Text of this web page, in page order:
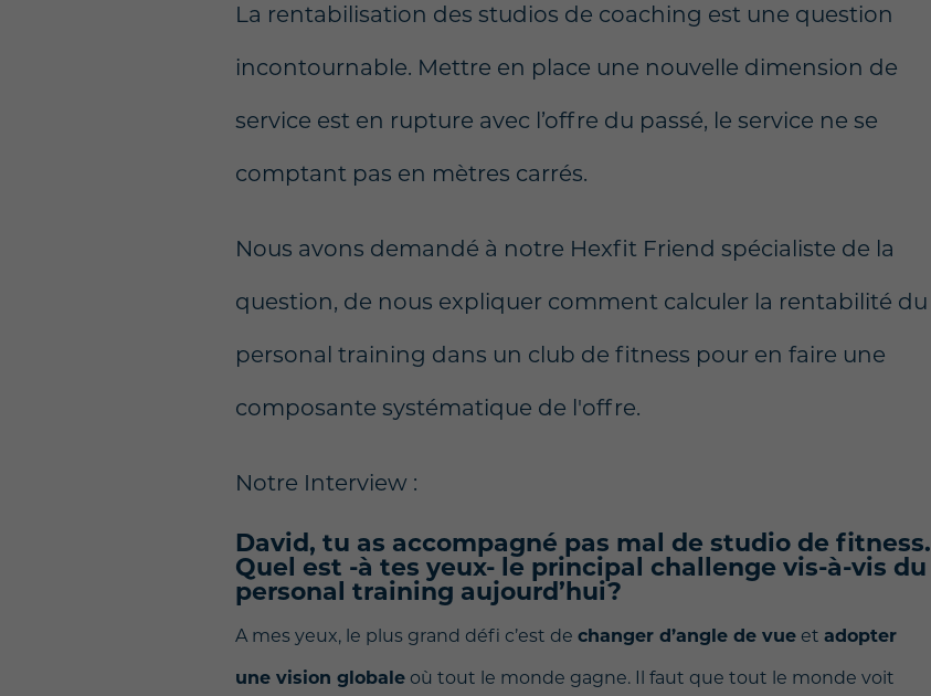
La rentabilisation des studios de coaching est une question
incontournable. Mettre en place une nouvelle dimension de
service est en rupture avec l’offre du passé, le service ne se
comptant pas en mètres carrés.
Nous avons demandé à notre Hexfit Friend spécialiste de la
question, de nous expliquer comment calculer la rentabilité du
personal training dans un club de fitness pour en faire une
composante systématique de l'offre.
Notre Interview :
David, tu as accompagné pas mal de studio de fitness.
Quel est -à tes yeux- le principal challenge vis-à-vis du
personal training aujourd’hui?
A mes yeux, le plus grand défi c’est dechanger d’angle de vue etadopter
une vision globale où tout le monde gagne. Il faut que tout le monde voit